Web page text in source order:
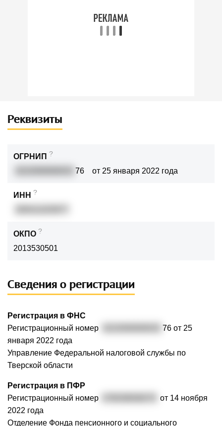
Реквизиты
ОГРНИП ?
76 от 25 января 2022 года
ИНН ?
ОКПО ?
2013530501
Сведения о регистрации
Регистрация в ФНС
Регистрационный номер
76 от 25
января 2022 года
Управление Федеральной налоговой службы по
Тверской области
Регистрация в ПФР
Регистрационный номер
от 14 ноября
2022 года
Отделение Фонда пенсионного и социального